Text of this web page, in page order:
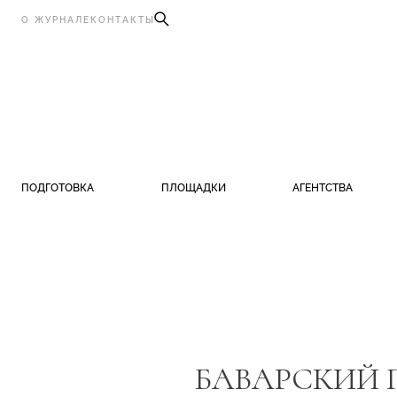
О ЖУРНАЛЕ КОНТАКТЫ
ПОДГОТОВКА ПЛОЩАДКИ АГЕНТСТВА
БАВАРСКИЙ